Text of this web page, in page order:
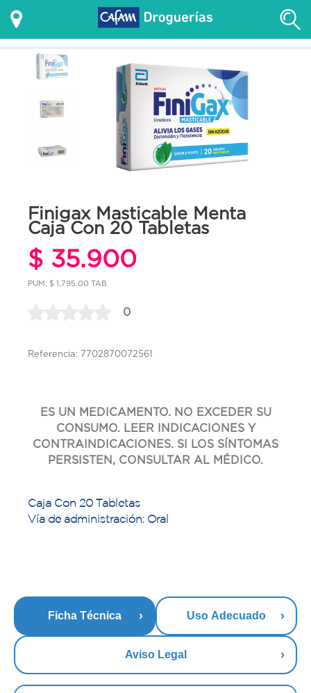
Finigax Masticable Menta
Caja Con 20 Tabletas
$ 35.900
PUM: $ 1,795.00 TAB
0
Referencia: 7702870072561
ES UN MEDICAMENTO. NO EXCEDER SU
CONSUMO. LEER INDICACIONES Y
CONTRAINDICACIONES. SI LOS SÍNTOMAS
PERSISTEN, CONSULTAR AL MÉDICO.
Caja Con 20 Tabletas
Vía de administración: Oral
Ficha Técnica Uso Adecuado
Aviso Legal